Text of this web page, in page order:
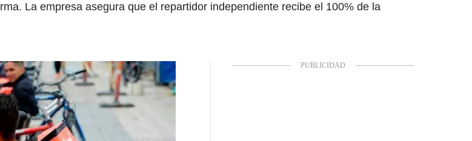
La empresa asegura que el repartidor independiente recibe el 100% de la